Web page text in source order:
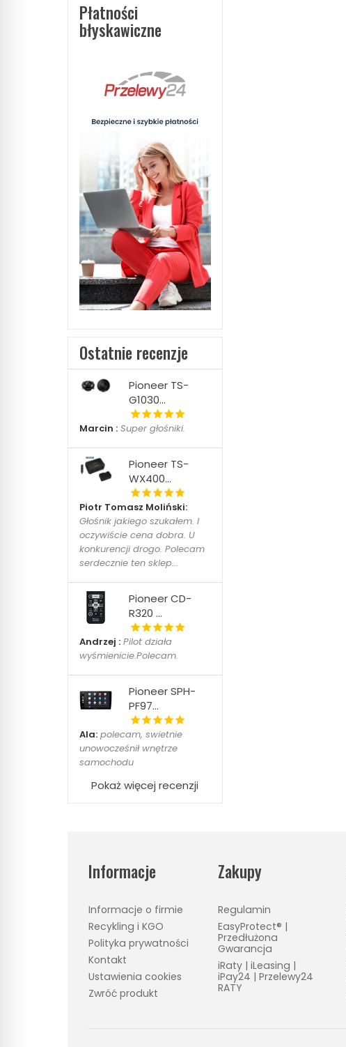
Płatności
błyskawiczne
Ostatnie recenzje
Pioneer TS-
G1030...
Marcin : Super głośniki.
Pioneer TS-
WX400...
Piotr Tomasz Moliński:
Głośnik jakiego szukałem. I
oczywiście cena dobra. U
konkurencji drogo. Polecam
serdecznie ten sklep...
Pioneer CD-
R320 ...
Andrzej : Pilot działa
wyśmienicie.Polecam.
Pioneer SPH-
PF97...
Ala: polecam, swietnie
unowocześnił wnętrze
samochodu
Pokaż więcej recenzji
Informacje
Informacje o firmie
Recykling i KGO
Polityka prywatności
Kontakt
Ustawienia cookies
Zwróć produkt
Zakupy
Regulamin
EasyProtect® |
Przedłużona
Gwarancja
iRaty | iLeasing |
iPay24 | Przelewy24
RATY